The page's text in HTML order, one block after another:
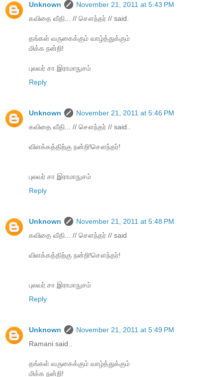
Unknown
November 21, 2011 at 5:43 PM
கவிதை வீதி... // சௌந்தர் // said.
தங்கள் வருகைக்கும் வாழ்த்துக்கும்
மிக்க நன்றி!
புலவர் சா இராமாநுசம்
Reply
Unknown
November 21, 2011 at 5:46 PM
கவிதை வீதி... // சௌந்தர் // said..
விளக்கத்திற்கு நன்றி!சௌந்தர்!
புலவர் சா இராமாநுசம்
Reply
Unknown
November 21, 2011 at 5:48 PM
கவிதை வீதி... // சௌந்தர் // said
விளக்கத்திற்கு நன்றி!சௌந்தர்!
புலவர் சா இராமாநுசம்
Reply
Unknown
November 21, 2011 at 5:49 PM
Ramani said..
தங்கள் வருகைக்கும் வாழ்த்துக்கும்
மிக்க நன்றி!